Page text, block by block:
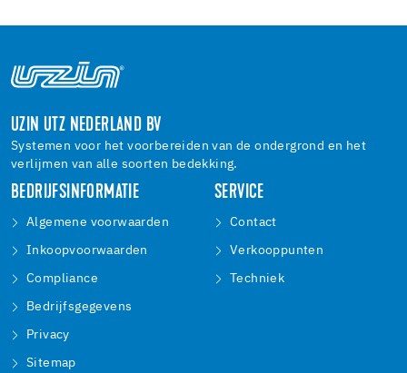
UZIN UTZ NEDERLAND BV
Systemen voor het voorbereiden van de ondergrond en het
verlijmen van alle soorten bedekking.
BEDRIJFSINFORMATIE
Algemene voorwaarden
Inkoopvoorwaarden
Compliance
Bedrijfsgegevens
Privacy
Sitemap
SERVICE
Contact
Verkooppunten
Techniek